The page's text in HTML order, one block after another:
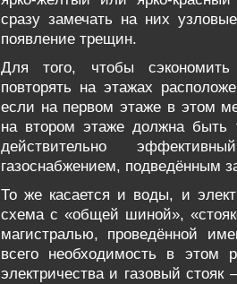
сразу замечать на них
появление трещин.
Для того, чтобы сэкономить
повторять на этажах
если на первом этаже в этом
на втором этаже должна быть
действительно
газоснабжением, подведённым
То же касается и воды, и
схема с «общей шиной»,
магистралью, проведённой
всего необходимость в
электричества и газовый